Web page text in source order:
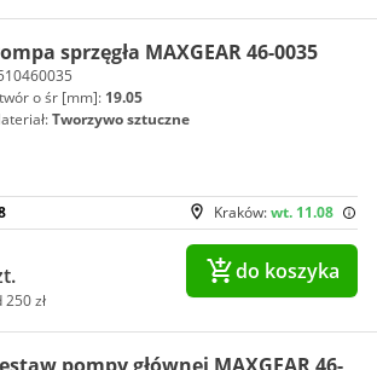
sprzęgła MAXGEAR 46-0035
o śr [mm]: 19.05
Tworzywo sztuczne
Kraków:wt. 11.08
zł
do koszyka